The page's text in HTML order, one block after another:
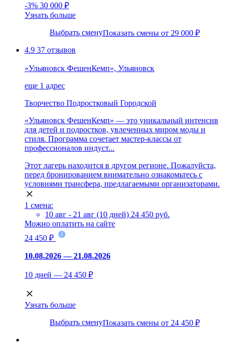
-3% 30 000 ₽
Узнать больше
Выбрать сменуПоказать смены от 29 000 ₽
4.9 37 отзывов
«Ульяновск ФешенКемп», Ульяновск
еще 1 адрес
Творчество Подростковый Городской
«Ульяновск ФешенКемп» — это уникальный интенсив
для детей и подростков, увлеченных миром моды и
стиля. Программа сочетает мастер-классы от
профессионалов индуст...
Этот лагерь находится в другом регионе. Пожалуйста,
перед бронированием внимательно ознакомьтесь с
условиями трансфера, предлагаемыми организаторами.
1 смена:
10 авг - 21 авг (10 дней) 24 450 руб.
Можно оплатить на сайте
24 450 ₽
10.08.2026 — 21.08.2026
10 дней — 24 450 ₽
Узнать больше
Выбрать сменуПоказать смены от 24 450 ₽